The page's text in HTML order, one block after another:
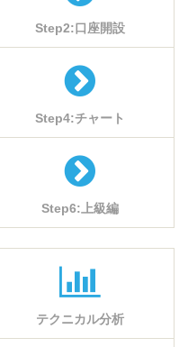
Step2:口座開設
Step4:チャート
Step6:上級編
テクニカル分析